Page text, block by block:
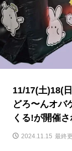
11/17(土)18(
どろ〜んオバ
くる!が開催さ
2024.11.15 最終